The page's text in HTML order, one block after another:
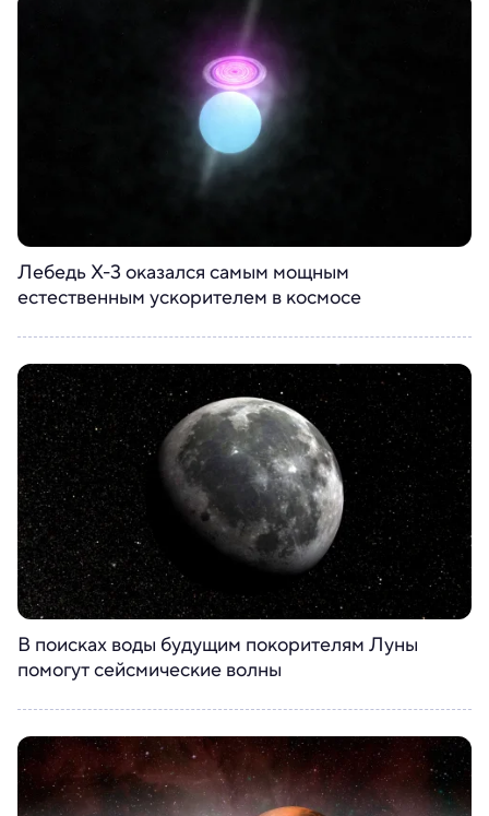
Лебедь X-3 оказался самым мощным
естественным ускорителем в космосе
В поисках воды будущим покорителям Луны
помогут сейсмические волны